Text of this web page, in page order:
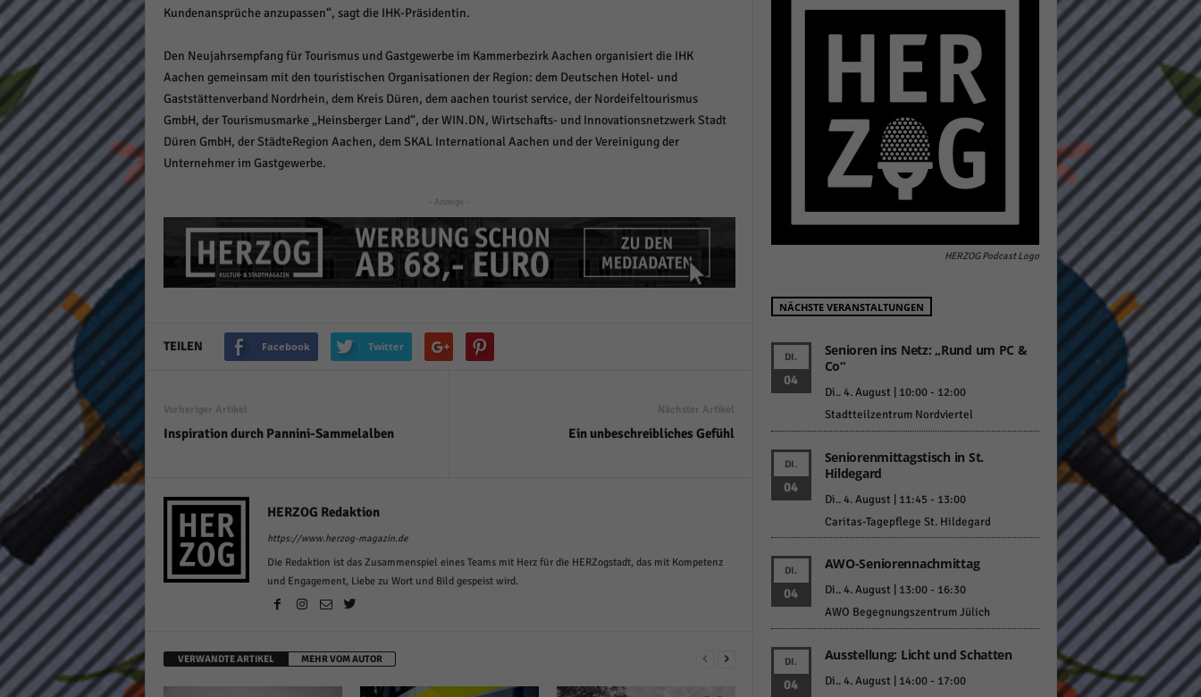
Kundenansprüche anzupassen“, sagt die IHK-Präsidentin.
Den Neujahrsempfang für Tourismus und Gastgewerbe im Kammerbezirk Aachen organisiert die IHK
Aachen gemeinsam mit den touristischen Organisationen der Region: dem Deutschen Hotel- und
Gaststättenverband Nordrhein, dem Kreis Düren, dem aachen tourist service, der Nordeifeltourismus
GmbH, der Tourismusmarke „Heinsberger Land“, der WIN.DN, Wirtschafts- und Innovationsnetzwerk Stadt
Düren GmbH, der StädteRegion Aachen, dem SKAL International Aachen und der Vereinigung der
Unternehmer im Gastgewerbe.
- Anzeige -
TEILEN Facebook Twitter
Vorheriger Artikel
Inspiration durch Pannini-Sammelalben
Nächster Artikel
Ein unbeschreibliches Gefühl
HERZOG Redaktion
https://www.herzog-magazin.de
Die Redaktion ist das Zusammenspiel eines Teams mit Herz für die HERZogstadt, das mit Kompetenz
und Engagement, Liebe zu Wort und Bild gespeist wird.
VERWANDTE ARTIKEL MEHR VOM AUTOR
HERZOG Podcast Logo
NÄCHSTE VERANSTALTUNGEN
DI.
04
Senioren ins Netz: „Rund um PC &
Co“
Di.. 4. August | 10:00- 12:00
Stadtteilzentrum Nordviertel
DI.
04
Seniorenmittagstisch in St.
Hildegard
Di.. 4. August | 11:45 - 13:00
Caritas-Tagepflege St. Hildegard
DI.
04
AWO-Seniorennachmittag
Di.. 4. August | 13:00- 16:30
AWO Begegnungszentrum Jülich
DI.
04
Ausstellung: Licht und Schatten
Di.. 4. August | 14:00- 17:00
Externe Medien (6)
Inhalte von Videoplattformen und Social-Media-Plattformen werden standardmäßig blockiert.
Wenn Cookies von externen Medien akzeptiert werden, bedarf der Zugriff auf diese Inhalte
keiner manuellen Einwilligung mehr.
Cookie-Informationen anzeigen
Impressum